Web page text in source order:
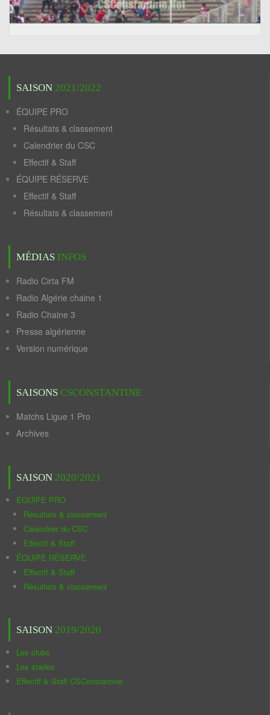
SAISON 2021/2022
ÉQUIPE PRO
Résultats & classement
Calendrier du CSC
Effectif & Staff
ÉQUIPE RÉSERVE
Effectif & Staff
Résultats & classement
MÉDIAS INFOS
Radio Cirta FM
Radio Algérie chaine 1
Radio Chaine 3
Presse algérienne
Version numérique
SAISONS CSCONSTANTINE
Matchs Ligue 1 Pro
Archives
SAISON 2020/2021
ÉQUIPE PRO
Résultats & classement
Calendrier du CSC
Effectif & Staff
ÉQUIPE RÉSERVE
Effectif & Staff
Résultats & classement
SAISON 2019/2020
Les clubs
Les stades
Effectif & Staff CSConstantine